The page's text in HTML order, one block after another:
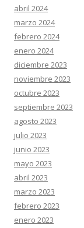
abril 2024
marzo 2024
febrero 2024
enero 2024
diciembre 2023
noviembre 2023
octubre 2023
septiembre 2023
agosto 2023
julio 2023
junio 2023
mayo 2023
abril 2023
marzo 2023
febrero 2023
enero 2023